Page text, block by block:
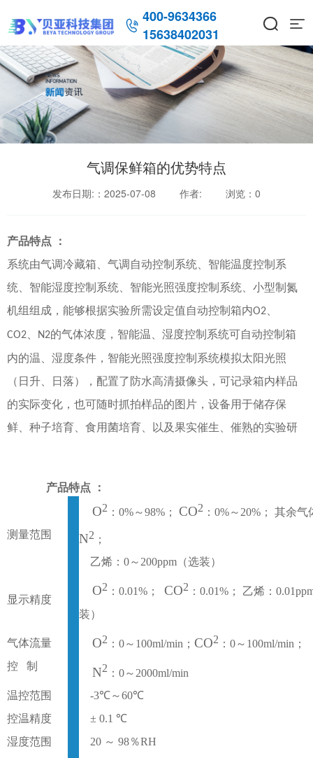
 400-9634366
15638402031
 
气调保鲜箱的优势特点
发布日期:：2025-07-08 作者: 浏览： 0
产品特点
：
系统由气调冷藏箱、气调自动控制系统、智能温度控制系
统、智能湿度控制系统、智能光照强度控制系统、小型制氮
机组组成，能够根据实验所需设定值自动控制箱内O2
CO2 N2的气体浓度，智能温、湿度控制系统可自动控制箱
内的温、湿度条件，智能光照强度控制系统模拟太阳光照
（日升、日落），配置了防水高清摄像头，可记录箱内样品
的实际变化，也可随时抓拍样品的图片，设备用于储存保
鲜、种子培育、食用菌培育、以及果实催生、催熟的实验研
产品特点 ：
测量范围
O2 ： 0%～98%； CO2 ： 0%～20%； 其余气
N2 ；
乙烯： 0～ 200ppm（选装）
显示精度
O2 ： 0.01%； CO2 ： 0.01% ； 乙烯：
装）
气体流量
控
制
O2 ： 0～100ml/min； CO2 ： 0～100ml/min；
N2 ： 0～ 2000ml/min
温控范围
-3℃～60℃
控温精度
± 0.1 ℃
湿度范围
20 ～ 98％RH